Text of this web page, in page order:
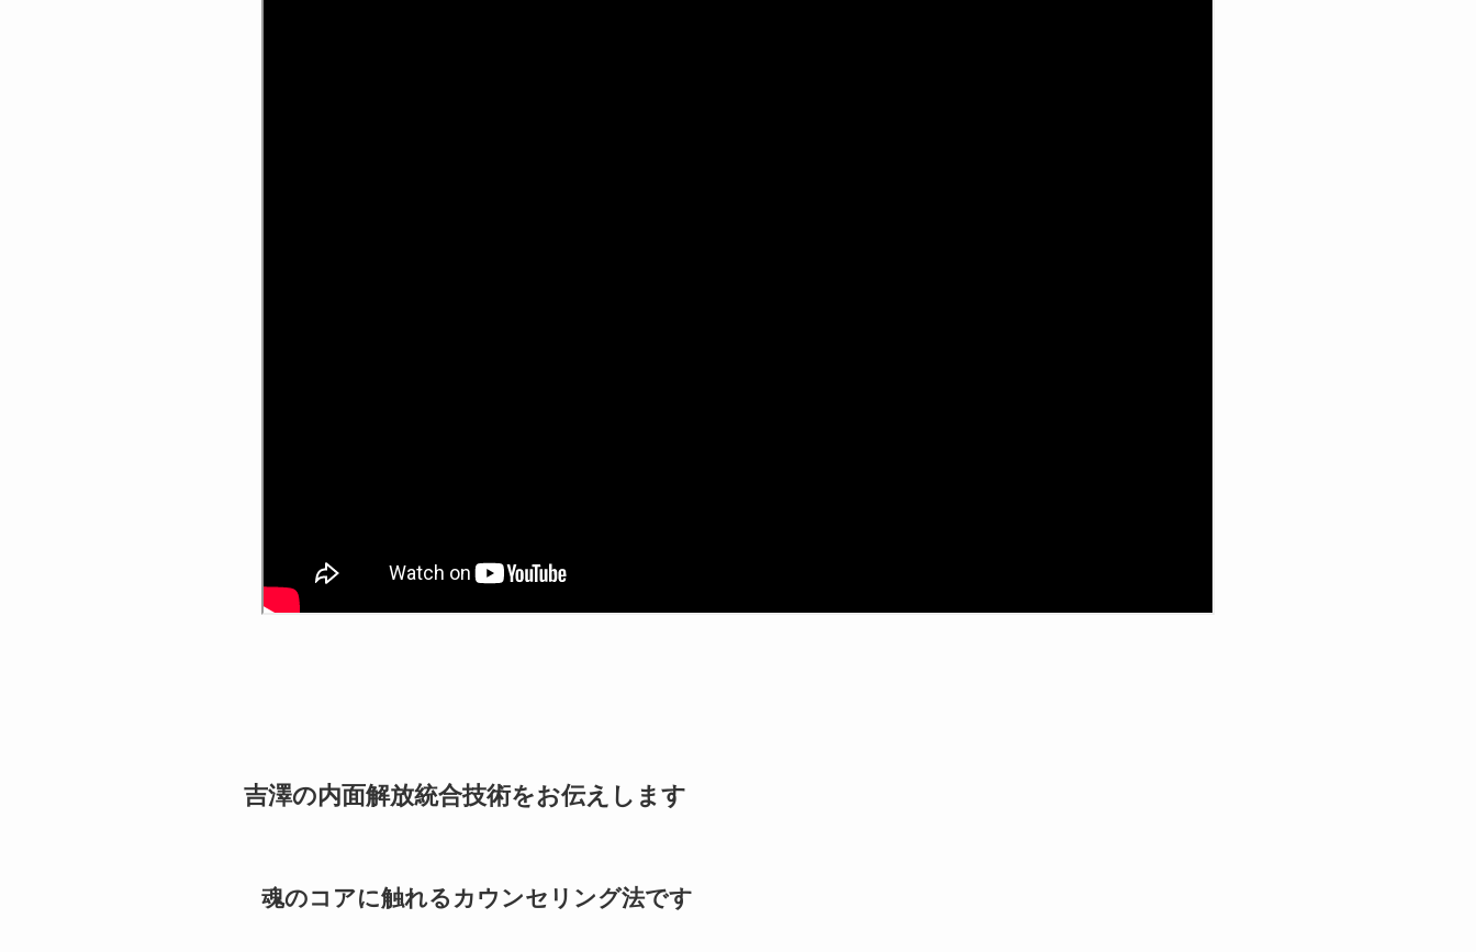
吉澤の内面解放統合技術をお伝えします
魂のコアに触れるカウンセリング法です